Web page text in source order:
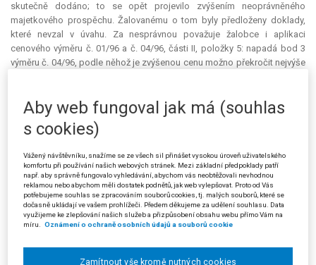
skutečně dodáno; to se opět projevilo zvýšením neoprávněného
majetkového prospěchu. Žalovanému o tom byly předloženy doklady,
které nevzal v úvahu. Za nesprávnou považuje žalobce i aplikaci
cenového výměru č. 01/96 a č. 04/96, části II, položky 5: napadá bod 3
výměru č. 04/96, podle něhož je zvýšenou cenu možno překročit nejvýše
účinností od 1. srpna 1996 v návaznosti na bod 4 výměru č. 01/96, který
omezuje průměrnou cenu dodané tepelné energie pro vytápění bytů
podle stanoveného vzorce. Při kontrole byla k průměrné ceně vypočtené
spotřebovaným množstvím plynu, ovšem žalobce se domnívá, že
uvedený vzorec bere v potaz také cenu paliva tak, aby celková spotřeba
paliva v Kč neměla vliv na regulovanou průměrnou cenu tepelné energie
– tedy dané ustanovení mělo být do vzorce přímo aplikováno tak, že v
čitateli druhého zlomku mělo být N96 místo N95. Ze všech těchto
důvodů považuje žalobce výpočet neoprávněného majetkového
prospěchu, od něhož se odvíjí výše pokuty, za nesprávný.
Aby web fungoval jak má (souhlas
s cookies)
Vážený návštěvníku, snažíme se ze všech sil přinášet vysokou úroveň uživatelského
komfortu při používání našich webových stránek. Mezi základní předpoklady patří
např. aby správně fungovalo vyhledávání, abychom vás neobtěžovali nevhodnou
reklamou nebo abychom měli dostatek podnětů, jak web vylepšovat. Proto od Vás
potřebujeme souhlas se zpracováním souborů cookies, tj. malých souborů, které se
dočasně ukládají ve vašem prohlížeči. Předem děkujeme za udělení souhlasu. Data
využijeme ke zlepšování našich služeb a přizpůsobení obsahu webu přímo Vám na
míru.
Oznámení o ochraně osobních údajů a souborů cookie
Zamítnout vše kromě nutných cookies